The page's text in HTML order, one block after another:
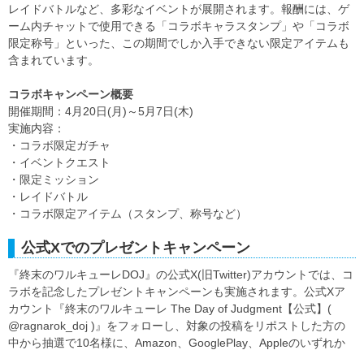
レイドバトルなど、多彩なイベントが展開されます。報酬には、ゲ
ーム内チャットで使用できる「コラボキャラスタンプ」や「コラボ
限定称号」といった、この期間でしか入手できない限定アイテムも
含まれています。
コラボキャンペーン概要
開催期間：4月20日(月)～5月7日(木)
実施内容：
・コラボ限定ガチャ
・イベントクエスト
・限定ミッション
・レイドバトル
・コラボ限定アイテム（スタンプ、称号など）
公式Xでのプレゼントキャンペーン
『終末のワルキューレDOJ』の公式X(旧Twitter)アカウントでは、コ
ラボを記念したプレゼントキャンペーンも実施されます。公式Xア
カウント『終末のワルキューレ The Day of Judgment【公式】(
@ragnarok_doj )』をフォローし、対象の投稿をリポストした方の
中から抽選で10名様に、Amazon、GooglePlay、Appleのいずれか